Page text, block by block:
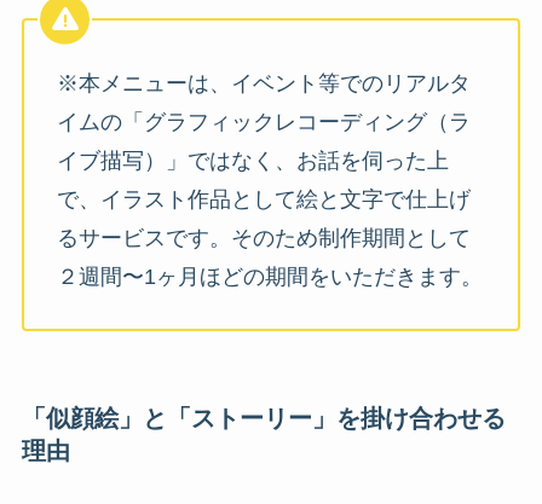
※本メニューは、イベント等でのリアルタ
イムの「グラフィックレコーディング（ラ
イブ描写）」ではなく、お話を伺った上
で、イラスト作品として絵と文字で仕上げ
るサービスです。そのため制作期間として
２週間〜1ヶ月ほどの期間をいただきます。
「似顔絵」と「ストーリー」を掛け合わせる
理由